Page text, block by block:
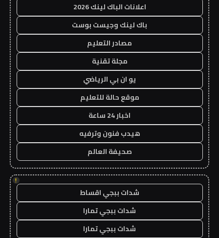
اعلانات الباك لينك 2026
باك لينك وجيست بوست
مصادر التعليم
مجلة تقنية
يو ان بي الرياضي
موقع حالة للتعليم
اخبار 24 ساعة
هيدب فنون وترفيه
صحيفة العالم
!
شدات ببجي اقساط
شدات ببجي تمارا
شدات ببجي تمارا